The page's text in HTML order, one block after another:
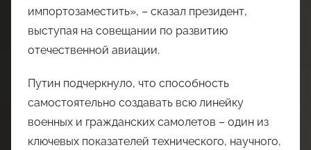
импортозаместить», – сказал президент,
выступая на совещании по развитию
отечественной авиации.
Путин подчеркнуло, что способность
самостоятельно создавать всю линейку
военных и гражданских самолетов – один из
ключевых показателей технического, научного,